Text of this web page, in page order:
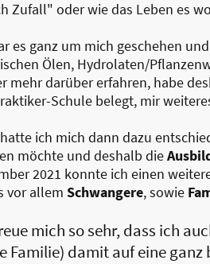
Zufall" oder wie das Leben es
es ganz um mich geschehen
Ölen, Hydrolaten/
mehr darüber erfahren, habe
Schule belegt, mir
ich mich dann dazu
möchte und deshalb die
2021 konnte ich einen
vor allem Schwangere, sowie
mich so sehr, dass ich
Familie) damit auf eine ganz